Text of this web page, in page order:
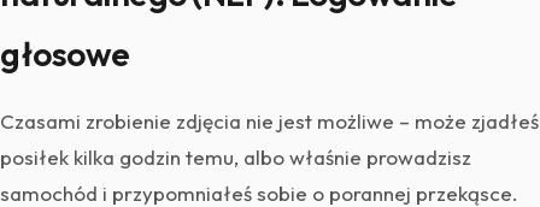
głosowe
Czasami zrobienie zdjęcia nie jest możliwe – może zjadłeś
posiłek kilka godzin temu, albo właśnie prowadzisz
samochód i przypomniałeś sobie o porannej przekąsce.